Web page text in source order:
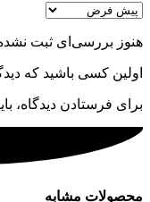
هنوز بررسی‌ای ثبت
اولین کسی باشید که
برای فرستادن دیدگاه،
محصولات مشابه